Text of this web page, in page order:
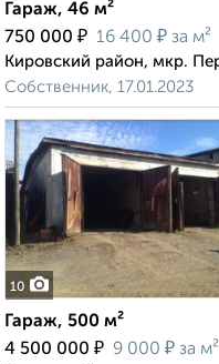
Гараж, 46 м²
750 000 ₽ 16 400 ₽ за м²
Кировский район, мкр.
Собственник, 17.01.2023
10
Гараж, 500 м²
4 500 000 ₽ 9 000 ₽ за м²